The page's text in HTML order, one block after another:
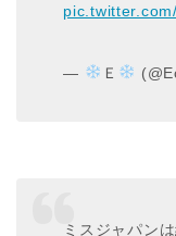
— Ｅ
ミスジャパン